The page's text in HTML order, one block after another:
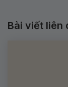
Bài viết liên